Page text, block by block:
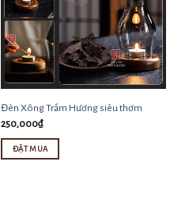
Đèn Xông Trầm Hương siêu thơm
250,000₫
ĐẶT MUA